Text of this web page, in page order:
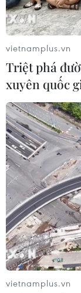
09/08/2026 11:51
Trí tuệ nhân
khuẩn
09/08/2026 07:45
vietnamplus.vn
Triệt phá
xuyên quốc
vietnamplus.vn